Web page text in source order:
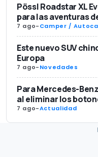
Pössl Roadstar XL
para las aventuras
7 ago-Camper /
Este nuevo SUV
Europa
7 ago-Novedades
Para Mercedes-
al eliminar los
7 ago-Actualidad